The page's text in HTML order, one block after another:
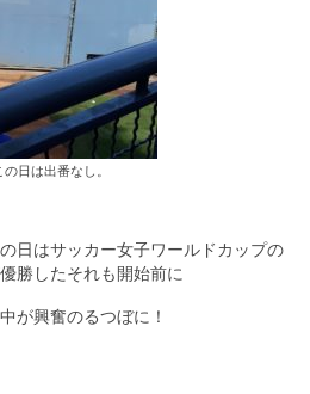
日は出番なし。
日はサッカー女子ワールドカップの
勝したそれも開始前に
が興奮のるつぼに！